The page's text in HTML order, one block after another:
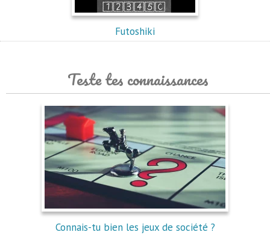
Futoshiki
Teste tes connaissances
Connais-tu bien les jeux de société ?